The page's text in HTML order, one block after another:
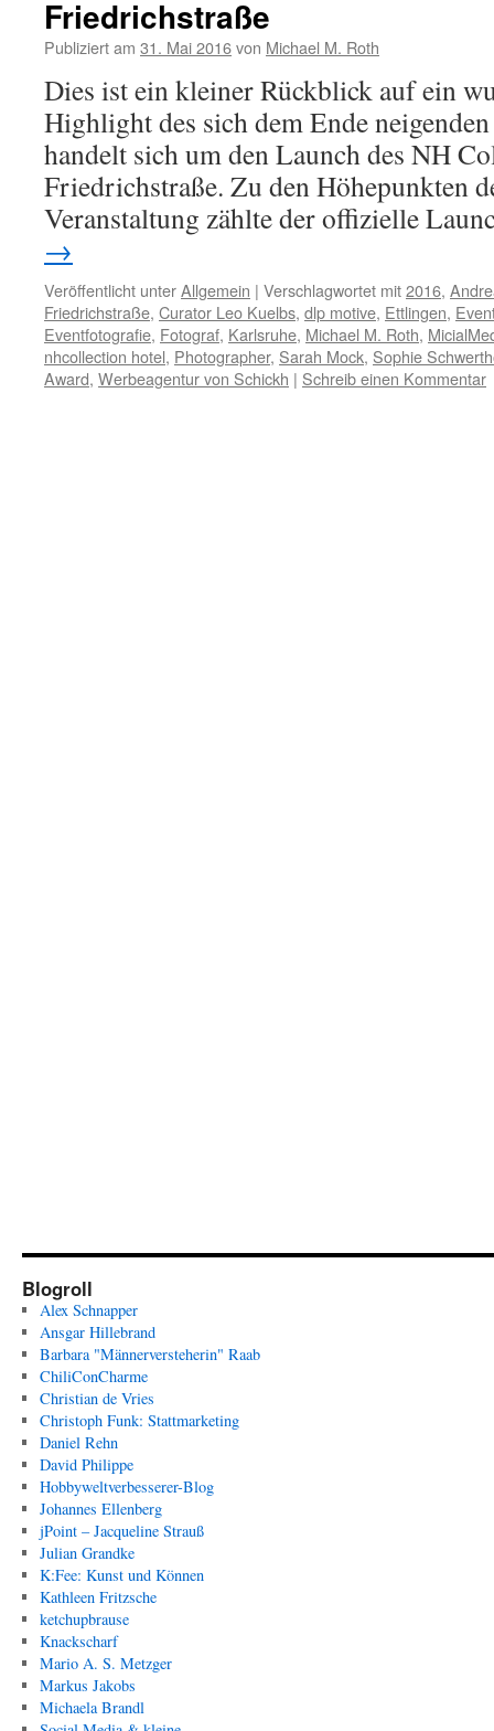
Friedrichstraße
Publiziert am 31. Mai 2016von Michael M. Roth
Dies ist ein kleiner Rückblick auf ein
Highlight des sich dem Ende
handelt sich um den Launch des NH
Friedrichstraße. Zu den Höhepunkten
Veranstaltung zählte der offizielle
→
Veröffentlicht unterAllgemein | Verschlagwortet mit2016,
Friedrichstraße, Curator Leo Kuelbs, dlp motive, Ettlingen,
Eventfotografie, Fotograf, Karlsruhe, Michael M. Roth,
nhcollection hotel, Photographer, Sarah Mock, Sophie
Award, Werbeagentur von Schickh | Schreib einen Kommentar
Blogroll
Alex Schnapper
Ansgar Hillebrand
Barbara "Männerversteherin" Raab
ChiliConCharme
Christian de Vries
Christoph Funk: Stattmarketing
Daniel Rehn
David Philippe
Hobbyweltverbesserer-Blog
Johannes Ellenberg
jPoint – Jacqueline Strauß
Julian Grandke
K:Fee: Kunst und Können
Kathleen Fritzsche
ketchupbrause
Knackscharf
Mario A. S. Metzger
Markus Jakobs
Michaela Brandl